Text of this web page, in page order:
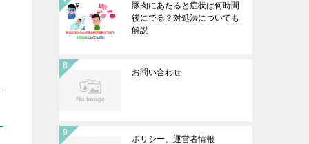
豚肉にあたると症状は何時間
後にでる？対処法についても
解説
お問い合わせ
ポリシー、運営者情報